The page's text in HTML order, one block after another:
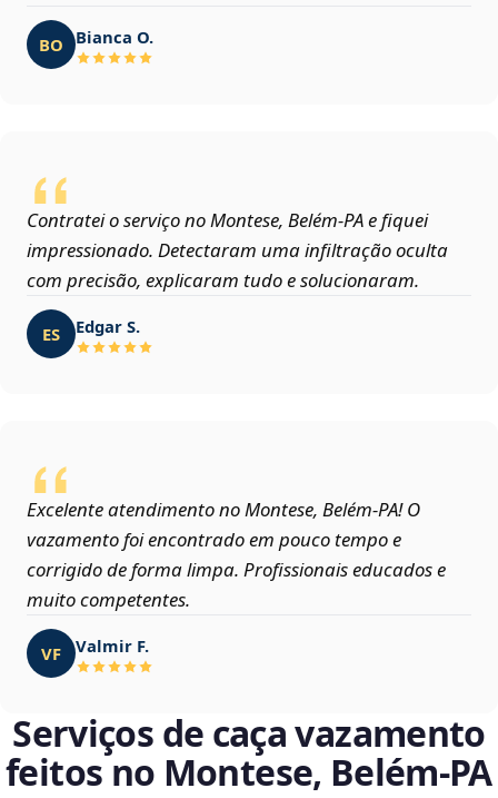
BO Bianca O.
Contratei o serviço no Montese, Belém‑PA e fiquei
impressionado. Detectaram uma infiltração oculta
com precisão, explicaram tudo e solucionaram.
ES Edgar S.
Excelente atendimento no Montese, Belém‑PA! O
vazamento foi encontrado em pouco tempo e
corrigido de forma limpa. Profissionais educados e
muito competentes.
VF Valmir F.
Serviços de caça vazamento
feitos no Montese, Belém‑PA